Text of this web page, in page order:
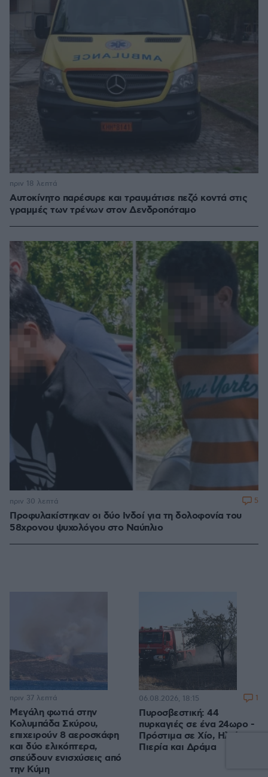
Αυτοκίνητο παρέσυρε και τραυμάτισε πεζό κοντά στις
γραμμές των τρένων στον Δενδροπόταμο
πριν 18 λεπτά
Προφυλακίστηκαν οι δύο Ινδοί για τη δολοφονία του
58χρονου ψυχολόγου στο Ναύπλιο
πριν 30 λεπτά 5
Μεγάλη φωτιά στην
Κολυμπάδα Σκύρου,
επιχειρούν 8 αεροσκάφη
και δύο ελικόπτερα,
σπεύδουν ενισχύσεις από
την Κύμη
πριν 37 λεπτά
Πυροσβεστική: 44
πυρκαγιές σε ένα 24ωρο -
Πρόστιμα σε Χίο, Ηλεία,
Πιερία και Δράμα
06.08.2026, 18:15 1